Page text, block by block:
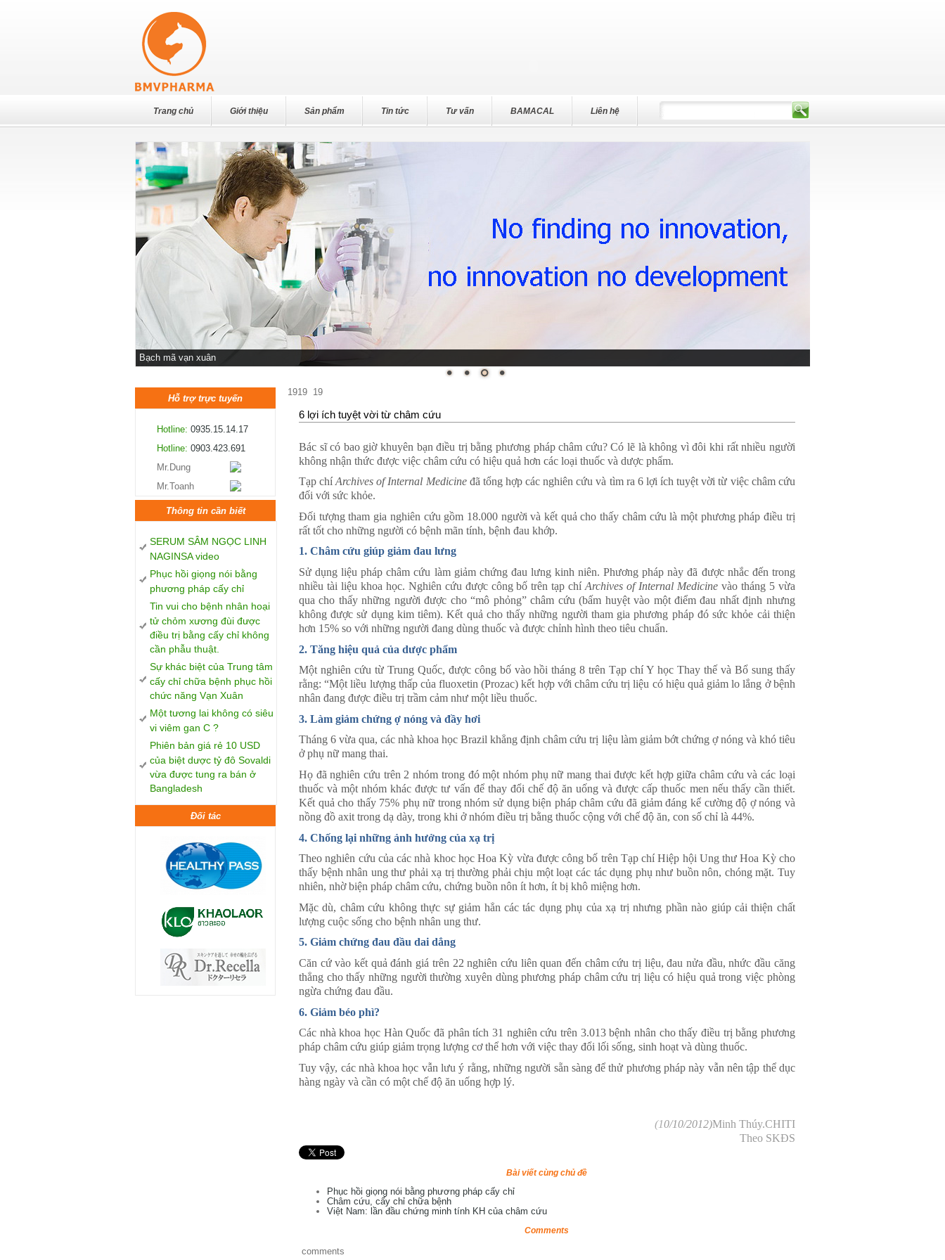
Trang chủ Giới thiệu Sản phẩm Tin tức Tư vấn BAMACAL Liên hệ
Bạch mã vạn xuân
1919
Hỗ trợ trực tuyến
Hotline: 0935.15.14.17
Hotline: 0903.423.691
Mr.Dung
Mr.Toanh
Thông tin cần biết
SERUM SÂM NGỌC LINH
NAGINSA video
Phục hồi giọng nói bằng
phương pháp cấy chỉ
Tin vui cho bệnh nhân hoại
tử chỏm xương đùi được
điều trị bằng cấy chỉ không
cần phẫu thuật.
Sự khác biệt của Trung tâm
cấy chỉ chữa bệnh phục hồi
chức năng Vạn Xuân
Một tương lai không có siêu
vi viêm gan C ?
Phiên bản giá rẻ 10 USD
của biệt dược tỷ đô Sovaldi
vừa được tung ra bán ở
Bangladesh
Đối tác
19
6 lợi ích tuyệt vời từ châm cứu
Bác sĩ có bao giờ khuyên bạn điều trị bằng phương pháp châm cứu? Có lẽ là không vì đôi khi rất nhiều người
không nhận thức được việc châm cứu có hiệu quả hơn các loại thuốc và dược phẩm.
Tạp chíArchives of Internal Medicineđã tổng hợp các nghiên cứu và tìm ra 6 lợi ích tuyệt vời từ việc châm cứu
đối với sức khỏe.
Đối tượng tham gia nghiên cứu gồm 18.000 người và kết quả cho thấy châm cứu là một phương pháp điều trị
rất tốt cho những người có bệnh mãn tính, bệnh đau khớp.
1. Châm cứu giúp giảm đau lưng
Sử dụng liệu pháp châm cứu làm giảm chứng đau lưng kinh niên. Phương pháp này đã được nhắc đến trong
nhiều tài liệu khoa học. Nghiên cứu được công bố trên tạp chíArchives of Internal Medicine vào tháng 5 vừa
qua cho thấy những người được cho “mô phỏng” châm cứu (bấm huyệt vào một điểm đau nhất định nhưng
không được sử dụng kim tiêm). Kết quả cho thấy những người tham gia phương pháp đó sức khỏe cải thiện
hơn 15% so với những người đang dùng thuốc và được chỉnh hình theo tiêu chuẩn.
2. Tăng hiệu quả của dược phẩm
Một nghiên cứu từ Trung Quốc, được công bố vào hồi tháng 8 trên Tạp chí Y học Thay thế và Bổ sung thấy
rằng: “Một liều lượng thấp của fluoxetin (Prozac) kết hợp với châm cứu trị liệu có hiệu quả giảm lo lắng ở bệnh
nhân đang được điều trị trầm cảm như một liều thuốc.
3. Làm giảm chứng ợ nóng và đầy hơi
Tháng 6 vừa qua, các nhà khoa học Brazil khẳng định châm cứu trị liệu làm giảm bớt chứng ợ nóng và khó tiêu
ở phụ nữ mang thai.
Họ đã nghiên cứu trên 2 nhóm trong đó một nhóm phụ nữ mang thai được kết hợp giữa châm cứu và các loại
thuốc và một nhóm khác được tư vấn để thay đổi chế độ ăn uống và được cấp thuốc men nếu thấy cần thiết.
Kết quả cho thấy 75% phụ nữ trong nhóm sử dụng biện pháp châm cứu đã giảm đáng kể cường độ ợ nóng và
nồng đồ axit trong dạ dày, trong khi ở nhóm điều trị bằng thuốc cộng với chế độ ăn, con số chỉ là 44%.
4. Chống lại những ảnh hưởng của xạ trị
Theo nghiên cứu của các nhà khoc học Hoa Kỳ vừa được công bố trên Tạp chí Hiệp hội Ung thư Hoa Kỳ cho
thấy bệnh nhân ung thư phải xạ trị thường phải chịu một loạt các tác dụng phụ như buồn nôn, chóng mặt. Tuy
nhiên, nhờ biện pháp châm cứu, chứng buồn nôn ít hơn, ít bị khô miệng hơn.
Mặc dù, châm cứu không thực sự giảm hẳn các tác dụng phụ của xạ trị nhưng phần nào giúp cải thiện chất
lượng cuộc sống cho bệnh nhân ung thư.
5. Giảm chứng đau đầu dai dẳng
Căn cứ vào kết quả đánh giá trên 22 nghiên cứu liên quan đến châm cứu trị liệu, đau nửa đầu, nhức đầu căng
thẳng cho thấy những người thường xuyên dùng phương pháp châm cứu trị liệu có hiệu quả trong việc phòng
ngừa chứng đau đầu.
6. Giảm béo phì?
Các nhà khoa học Hàn Quốc đã phân tích 31 nghiên cứu trên 3.013 bệnh nhân cho thấy điều trị bằng phương
pháp châm cứu giúp giảm trọng lượng cơ thể hơn với việc thay đổi lối sống, sinh hoạt và dùng thuốc.
Tuy vậy, các nhà khoa học vẫn lưu ý rằng, những người sẵn sàng để thử phương pháp này vẫn nên tập thể dục
hàng ngày và cần có một chế độ ăn uống hợp lý.
(10/10/2012)Minh Thúy.CHITI
Theo SKĐS
Bài viết cùng chủ đề
Phục hồi giọng nói bằng phương pháp cấy chỉ
Châm cứu, cấy chỉ chữa bệnh
Việt Nam: lần đầu chứng minh tính KH của châm cứu
Comments
comments